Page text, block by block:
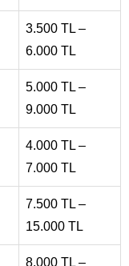
3.500 TL –
6.000 TL
5.000 TL –
9.000 TL
4.000 TL –
7.000 TL
7.500 TL –
15.000 TL
8.000 TL –